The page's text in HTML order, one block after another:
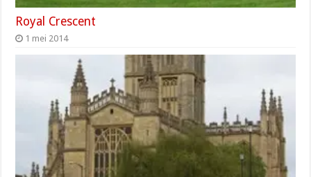
Royal Crescent
1 mei 2014